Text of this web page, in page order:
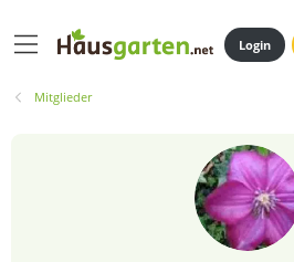
Login
Mitglieder